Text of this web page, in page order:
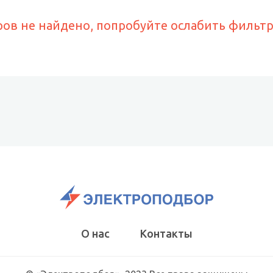
не найдено, попробуйте ослабить
О нас Контакты